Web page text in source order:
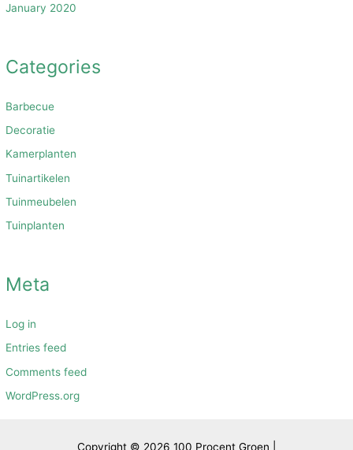
January 2020
Categories
Barbecue
Decoratie
Kamerplanten
Tuinartikelen
Tuinmeubelen
Tuinplanten
Meta
Log in
Entries feed
Comments feed
WordPress.org
Copyright © 2026 100 Procent Groen |